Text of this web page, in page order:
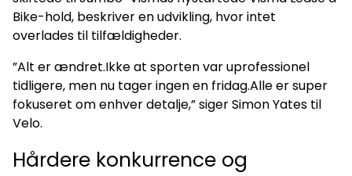
Bike-hold, beskriver en udvikling, hvor intet
overlades til tilfældigheder.
”Alt er ændret.Ikke at sporten var uprofessionel
tidligere, men nu tager ingen en fridag.Alle er super
fokuseret om enhver detalje,” siger Simon Yates til
Velo.
Hårdere konkurrence og